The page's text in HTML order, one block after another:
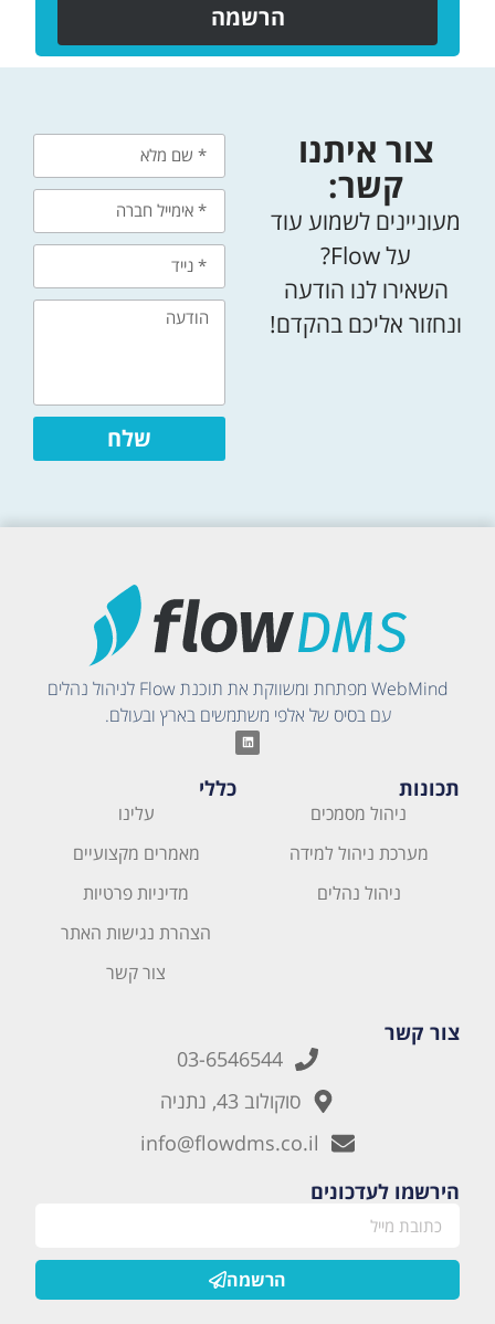
הרשמה
צור איתנו
קשר:
מעוניינים לשמוע עוד
על Flow?
השאירו לנו הודעה
ונחזור אליכם בהקדם!
שלח
WebMind מפתחת ומשווקת את תוכנת Flow לניהול נהלים
עם בסיס של אלפי משתמשים בארץ ובעולם.
תכונות
ניהול מסמכים
מערכת ניהול למידה
ניהול נהלים
כללי
עלינו
מאמרים מקצועיים
מדיניות פרטיות
הצהרת נגישות האתר
צור קשר
צור קשר
03-6546544
סוקולוב 43, נתניה
info@flowdms.co.il
הירשמו לעדכונים
הרשמה